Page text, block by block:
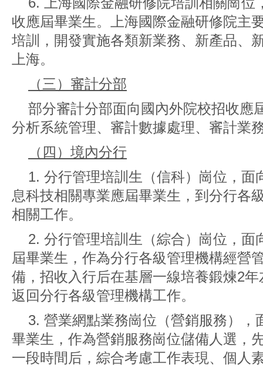
收應屆畢業生。上海國際金融研修院主
培訓，開發實施各類新業務、新產品、
上海。
（三）審計分部
部分審計分部面向國內外院校招收應
分析系統管理、審計數據處理、審計業
（四）境內分行
1. 分行管理培訓生（信科）崗位，面
息科技相關專業應屆畢業生，到分行各
相關工作。
2. 分行管理培訓生（綜合）崗位，面
屆畢業生，作為分行各級管理機構經營
備，招收入行后在基層一線培養鍛煉2
返回分行各級管理機構工作。
3. 營業網點業務崗位（營銷服務），
畢業生，作為營銷服務崗位儲備人選，
一段時間后，綜合考慮工作表現、個人